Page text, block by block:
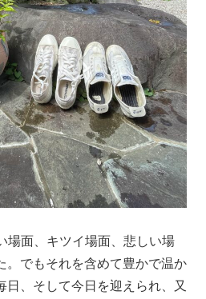
場面、キツイ場面、悲しい場
。でもそれを含めて豊かで温か
日、そして今日を迎えられ、又